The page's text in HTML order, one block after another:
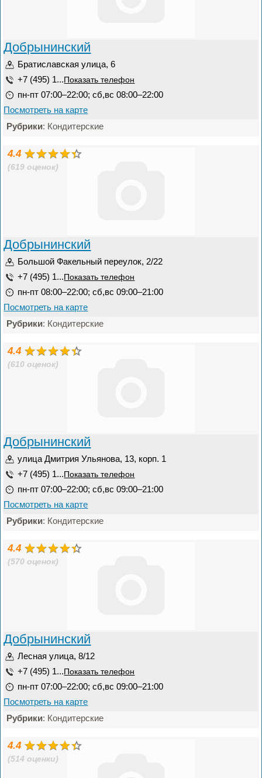
Добрынинский
Братиславская улица, 6
+7 (495) 1... Показать телефон
пн-пт 07:00–22:00; сб,вс 08:00–22:00
Посмотреть на карте
Рубрики: Кондитерские
4.4
(619 оценок)
Добрынинский
Большой Факельный переулок, 2/22
+7 (495) 1... Показать телефон
пн-пт 08:00–22:00; сб,вс 09:00–21:00
Посмотреть на карте
Рубрики: Кондитерские
4.4
(610 оценок)
Добрынинский
улица Дмитрия Ульянова, 13, корп. 1
+7 (495) 1... Показать телефон
пн-пт 07:00–22:00; сб,вс 09:00–21:00
Посмотреть на карте
Рубрики: Кондитерские
4.4
(570 оценок)
Добрынинский
Лесная улица, 8/12
+7 (495) 1... Показать телефон
пн-пт 07:00–22:00; сб,вс 09:00–21:00
Посмотреть на карте
Рубрики: Кондитерские
4.4
(514 оценки)